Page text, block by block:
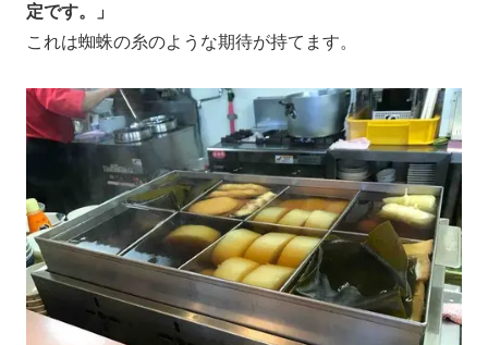
定です。」
これは蜘蛛の糸のような期待が持てます。